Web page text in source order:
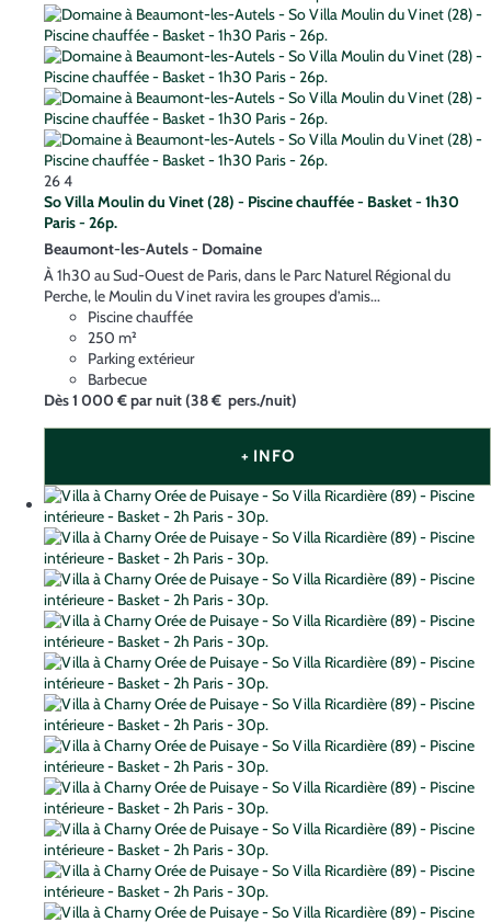
264
So Villa Moulin du Vinet (28) - Piscine chauffée - Basket - 1h30
Paris - 26p.
Beaumont-les-Autels - Domaine
À 1h30 au Sud-Ouest de Paris, dans le Parc Naturel Régional du
Perche, le Moulin du Vinet ravira les groupes d’amis...
Piscine chauffée
250 m²
Parking extérieur
Barbecue
Dès1 000 €par nuit(38 € pers./nuit)
+ INFO